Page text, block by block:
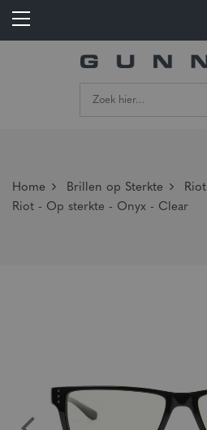
Home Brillen op Sterkte
Riot
Riot - Op sterkte - Onyx - Clear